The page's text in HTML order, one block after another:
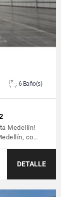
6 Baño(s)
Medellín!
co…
DETALLE